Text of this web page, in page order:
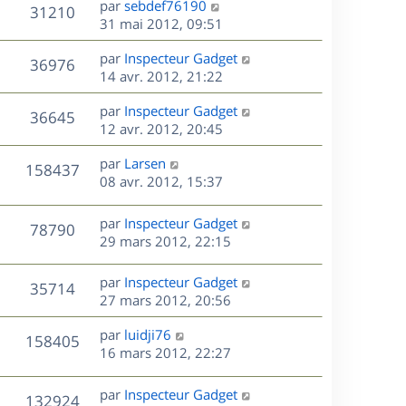
e
s
a
g
e
m
e
s
s
a
g
e
i
e
r
m
e
s
s
a
g
e
31210V
u
e
D
e
r
n
i
e
r
m
e
s
s
a
g
e
par sebdef76190
31 mai 2012, 09:51
36976V
u
s
D
e
r
n
i
e
r
m
e
s
s
e
par Inspecteur Gadget
14 avr. 2012, 21:22
36645V
u
e
D
e
r
n
i
r
m
s
a
e
par Inspecteur Gadget
12 avr. 2012, 20:45
158437V
u
s
D
e
i
e
r
m
e
s
a
g
e
par Larsen
08 avr. 2012, 15:37
78790V
u
e
D
e
n
i
e
r
m
par Inspecteur Gadget
29 mars 2012, 22:15
35714V
u
e
D
e
r
n
i
e
r
par Inspecteur Gadget
27 mars 2012, 20:56
158405V
u
D
e
n
par luidji76
16 mars 2012, 22:27
132924V
D
par Inspecteur Gadget